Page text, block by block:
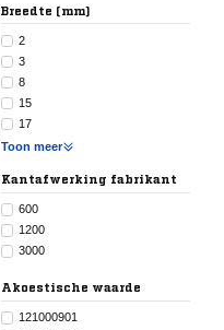
Breedte (mm)
2
3
8
15
17
Toon meer
Kantafwerking fabrikant
600
1200
3000
Akoestische waarde
121000901